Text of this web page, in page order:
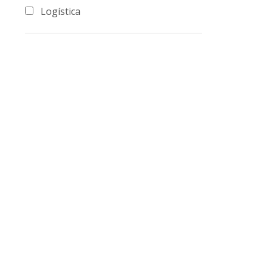
Logística